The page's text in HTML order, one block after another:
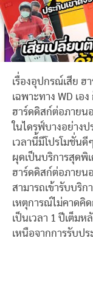
เรื่องอุปกรณ์เสีย ฮ
เฉพาะทาง WD เอ
ฮาร์ดดิสก์ต่อภายน
ในไดรฟ์บางอย่างป
เวลานี้มีโปรโมชั่น
ผุดเป็นบริการสุดพิ
ฮาร์ดดิสก์ต่อภายน
สามารถเข้ารับบริก
เหตุการณ์ไม่คาดคิ
เป็นเวลา 1 ปีเต็ม
เหนือจากการรับป